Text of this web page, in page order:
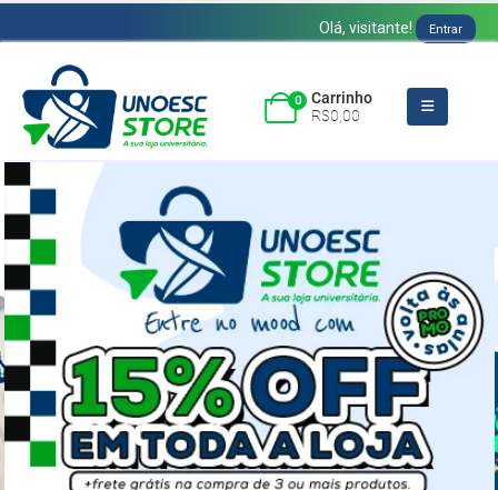
Olá, visitante! Entrar
0
Carrinho
R$0,00